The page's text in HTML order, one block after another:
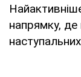
напрямку,